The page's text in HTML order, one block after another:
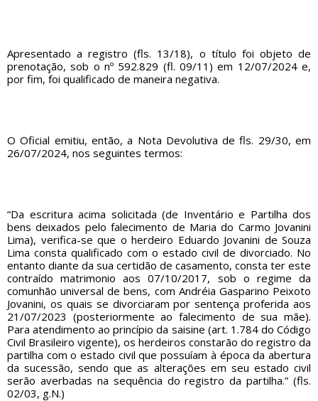
Apresentado a registro (fls. 13/18), o título foi objeto de
prenotação, sob o nº 592.829 (fl. 09/11) em 12/07/2024 e,
por fim, foi qualificado de maneira negativa.
O Oficial emitiu, então, a Nota Devolutiva de fls. 29/30, em
26/07/2024, nos seguintes termos:
“Da escritura acima solicitada (de Inventário e Partilha dos
bens deixados pelo falecimento de Maria do Carmo Jovanini
Lima), verifica-se que o herdeiro Eduardo Jovanini de Souza
Lima consta qualificado com o estado civil de divorciado. No
entanto diante da sua certidão de casamento, consta ter este
contraído matrimonio aos 07/10/2017, sob o regime da
comunhão universal de bens, com Andréia Gasparino Peixoto
Jovanini, os quais se divorciaram por sentença proferida aos
21/07/2023 (posteriormente ao falecimento de sua mãe).
Para atendimento ao princípio da saisine (art. 1.784 do Código
Civil Brasileiro vigente), os herdeiros constarão do registro da
partilha com o estado civil que possuíam à época da abertura
da sucessão, sendo que as alterações em seu estado civil
serão averbadas na sequência do registro da partilha.” (fls.
02/03, g.N.)